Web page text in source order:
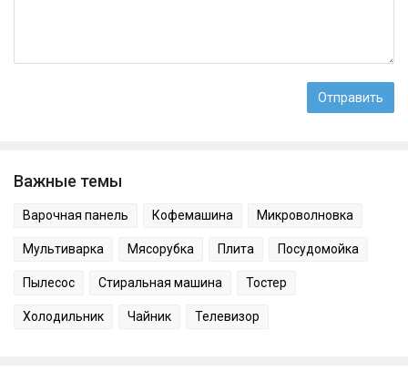
Важные темы
Варочная панель Кофемашина Микроволновка
Мультиварка Мясорубка Плита Посудомойка
Пылесос Стиральная машина Тостер
Холодильник Чайник Телевизор